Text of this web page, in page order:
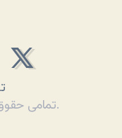
تمامی حقوق برای عصیان محفوظ است.